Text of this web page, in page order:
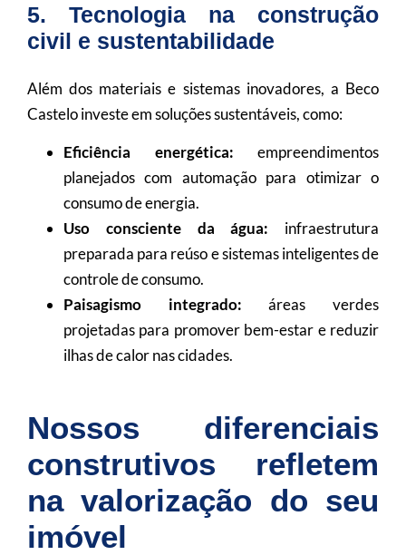
5. Tecnologia na construção
civil e sustentabilidade
Além dos materiais e sistemas inovadores, a Beco
Castelo investe em soluções sustentáveis, como:
Eficiência energética: empreendimentos
planejados com automação para otimizar o
consumo de energia.
Uso consciente da água: infraestrutura
preparada para reúso e sistemas inteligentes de
controle de consumo.
Paisagismo integrado: áreas verdes
projetadas para promover bem-estar e reduzir
ilhas de calor nas cidades.
Nossos diferenciais
construtivos refletem
na valorização do seu
imóvel